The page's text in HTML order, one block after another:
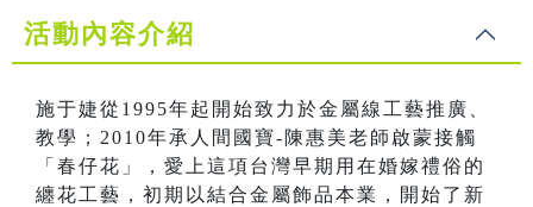
活動內容介紹
施于婕從1995年起開始致力於金屬線工藝推廣、
教學；2010年承人間國寶-陳惠美老師啟蒙接觸
「春仔花」，愛上這項台灣早期用在婚嫁禮俗的
纏花工藝，初期以結合金屬飾品本業，開始了新